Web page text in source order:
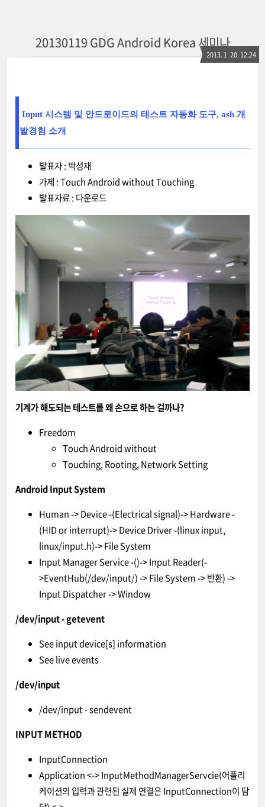
20130119 GDG Android Korea 세미나
2013. 1. 20. 12:24
Input 시스템 및 안드로이드의 테스트 자동화 도구, ash 개
발경험 소개
발표자 : 박성재
가제 : Touch Android without Touching
발표자료 : 다운로드
기계가 해도되는 테스트를 왜 손으로 하는 걸까나?
Freedom
Touch Android without
Touching, Rooting, Network Setting
Android Input System
Human -> Device -(Electrical signal)-> Hardware -
(HID or interrupt)-> Device Driver -(linux input,
linux/input.h)-> File System
Input Manager Service -()-> Input Reader(-
>EventHub(/dev/input/) -> File System -> 반환) ->
Input Dispatcher -> Window
/dev/input - getevent
See input device[s] information
See live events
/dev/input
/dev/input - sendevent
INPUT METHOD
InputConnection
Application <-> InputMethodManagerServcie(어플리
케이션의 입력과 관련된 실제 연결은 InputConnection이 담